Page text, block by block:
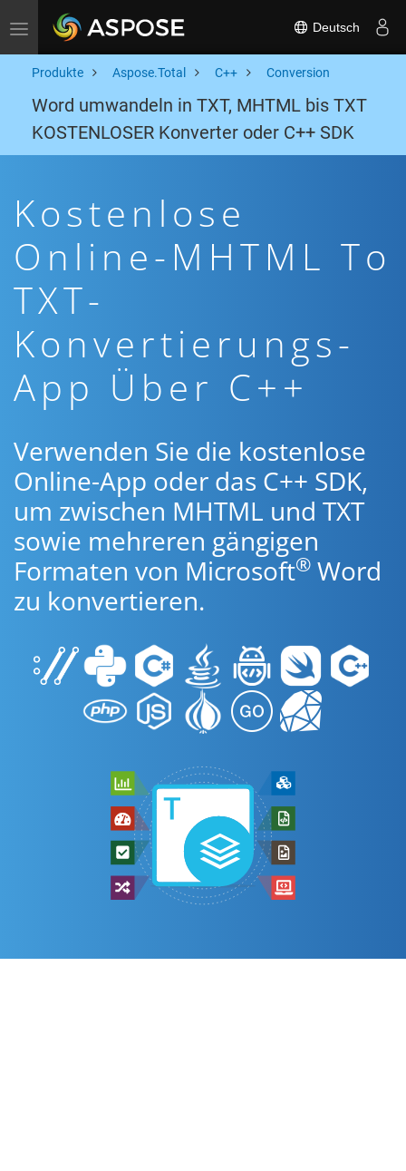
Toggle navigation Deutsch
Produkte Aspose.Total C++ Conversion
Word umwandeln in TXT, MHTML bis TXT
KOSTENLOSER Konverter oder C++ SDK
Kostenlose
Online-MHTML To
TXT-
Konvertierungs-
App Über C++
Verwenden Sie die kostenlose
Online-App oder das C++ SDK,
um zwischen MHTML und TXT
sowie mehreren gängigen
Formaten von Microsoft® Word
zu konvertieren.